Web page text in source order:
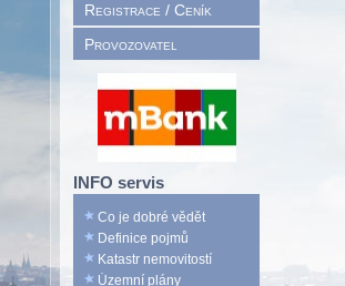
Registrace / Ceník
Provozovatel
INFO servis
Co je dobré vědět
Definice pojmů
Katastr nemovitostí
Územní plány